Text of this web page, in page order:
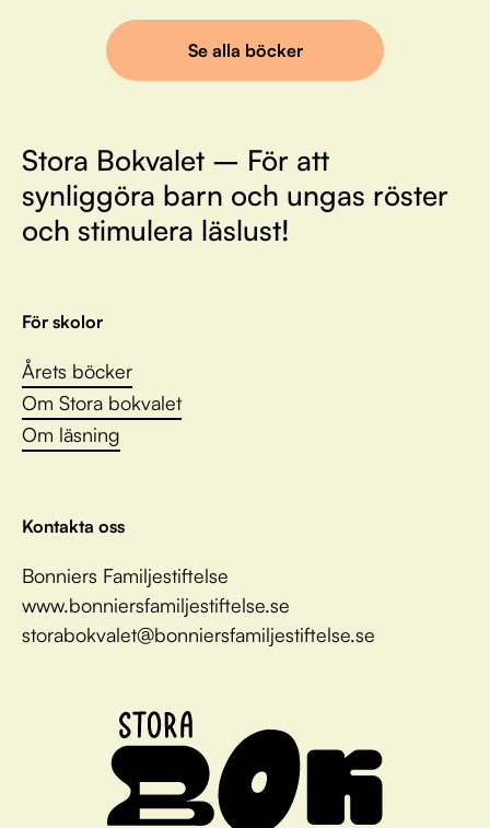
Se alla böcker
Stora Bokvalet – För att
synliggöra barn och ungas röster
och stimulera läslust!
För skolor
Årets böcker
Om Stora bokvalet
Om läsning
Kontakta oss
Bonniers Familjestiftelse
www.bonniersfamiljestiftelse.se
storabokvalet@bonniersfamiljestiftelse.se